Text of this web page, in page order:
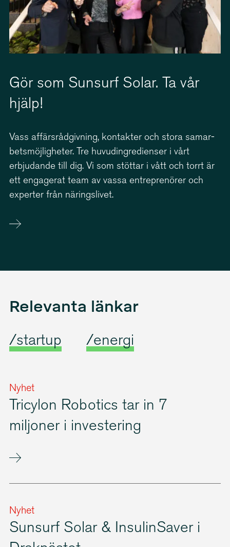
Gör som Sunsurf Solar. Ta vår
hjälp!
Vass affärs­råd­givning, kontakter och stora samar­
bets­möj­lig­heter. Tre huvud­ingre­di­enser i vårt
erbjudande till dig. Vi som stöttar i vått och torrt är
ett engagerat team av vassa entreprenörer och
experter från näringslivet.
Relevanta länkar
/startup /energi
Nyhet
Tricylon Robotics tar in 7
miljoner i investering
Nyhet
Sunsurf Solar & InsulinSaver i